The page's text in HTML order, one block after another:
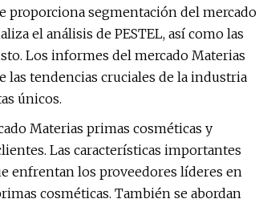
segmentación del mercado
el análisis de PESTEL, así como las
Los informes del mercado Materias
tendencias cruciales de la industria
únicos.
Materias primas cosméticas y
Las características importantes
enfrentan los proveedores líderes en
cosméticas. También se abordan